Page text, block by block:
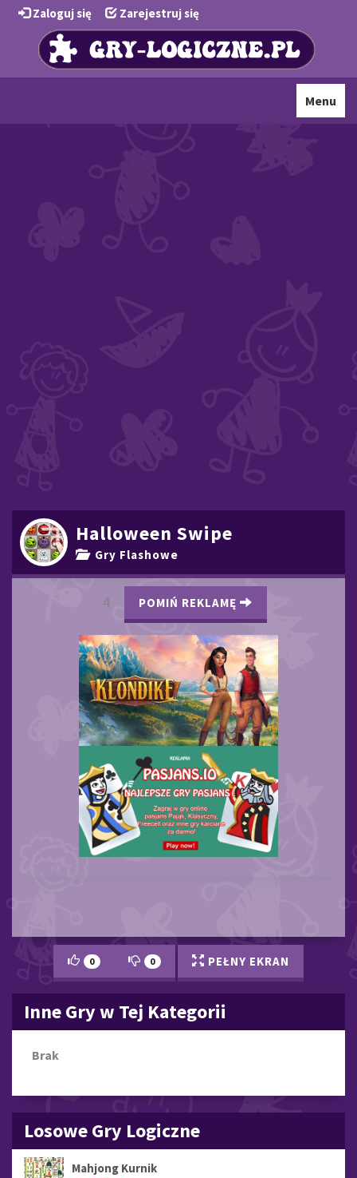
Zaloguj się Zarejestruj się
Toggle
Menu
Halloween Swipe
Gry Flashowe
3 POMIŃ REKLAMĘ
0 0 PEŁNY EKRAN
Inne Gry w Tej Kategorii
Brak
Losowe Gry Logiczne
Mahjong Kurnik